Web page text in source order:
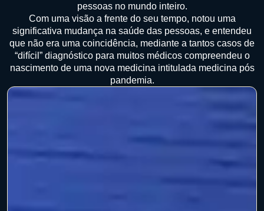
pessoas no mundo inteiro.
Com uma visão a frente do seu tempo, notou uma
significativa mudança na saúde das pessoas, e entendeu
que não era uma coincidência, mediante a tantos casos de
“difícil” diagnóstico para muitos médicos compreendeu o
nascimento de uma nova medicina intitulada medicina pós
pandemia.